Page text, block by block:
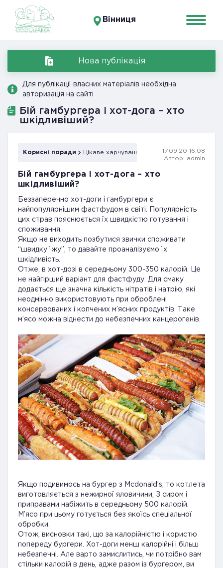
Вінниця
Нова публікація
Для публікації власних матеріалів необхідна
авторизація на сайті
Бій гамбургера і хот-дога – хто
шкідливіший?
Корисні поради Цікаве харчування
17.09.20 16:08
Автор: admin
Бій гамбургера і хот-дога – хто
шкідливіший?
Беззаперечно хот-доги і гамбургери є
найпопулярнішим фастфудом в світі. Популярність
цих страв пояснюється їх швидкістю готування і
споживання.
Якщо не виходить позбутися звички споживати
“швидку їжу”, то давайте проаналізуємо їх
шкідливість.
Отже, в хот-дозі в середньому 300-350 калорій. Це
не найгірший варіант для фастфуду. Для смаку
додається ще значна кількість нітратів і натрію, які
неодмінно використовують при оброблені
консервованих і копчених м’ясних продуктів. Таке
м’ясо можна віднести до небезпечних канцерогенів.
Якщо подивимось на бургер з Мcdonald’s, то котлета
виготовляється з нежирної яловичини, З сиром і
приправами набіжить в середньому 500 калорій.
М’ясо при цьому готується без якоїсь спеціальної
обробки.
Отож, висновки такі, що за калорійністю і користю
попереду бургери. Хот-доги менш калорійні і більш
небезпечні. Але варто замислитись, чи потрібно вам
стільки калорій в день, адже разом із бургером, ви